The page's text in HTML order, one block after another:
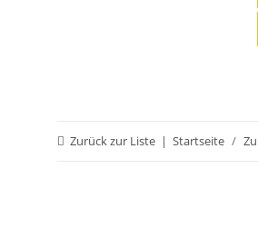
Zurück zur Liste Startseite